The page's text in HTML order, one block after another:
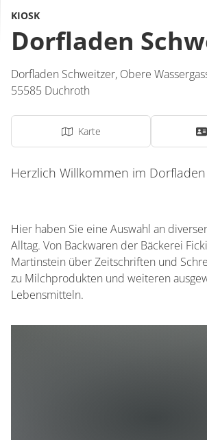
KIOSK
Dorfladen
Dorfladen Schweitzer, Obere
55585 Duchroth
Karte
Herzlich Willkommen im
Hier haben Sie eine Auswahl an
Alltag. Von Backwaren der Bäckerei
Martinstein über Zeitschriften und
zu Milchprodukten und weiteren
Lebensmitteln.